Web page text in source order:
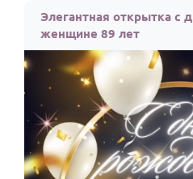
Элегантная открытка с
женщине 89 лет